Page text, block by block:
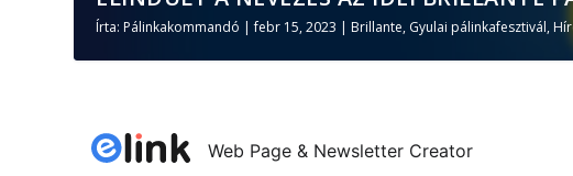
Írta: Pálinkakommandó |febr 15, 2023 | Brillante, Gyulai pálinkafesztivál,